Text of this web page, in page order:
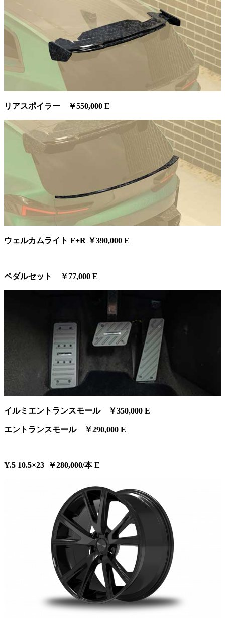
リアスポイラー ￥550,000 E
ウェルカムライト F+R ￥390,000 E
ペダルセット ￥77,000 E
イルミエントランスモール ￥350,000 E
エントランスモール ￥290,000 E
Y.5 10.5×23 ￥280,000/本 E